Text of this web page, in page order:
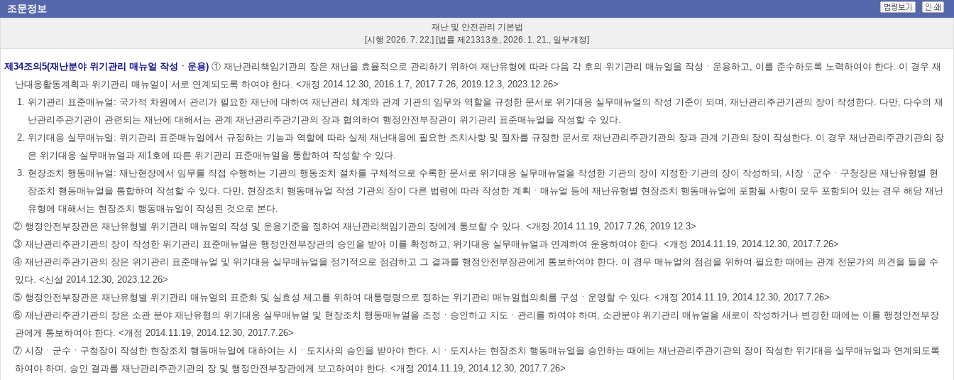
조문정보
재난 및 안전관리 기본법
[시행 2026. 7. 22.] [법률 제21313호, 2026. 1. 21., 일부개정]
제34조의5(재난분야 위기관리 매뉴얼 작성ㆍ운용) ① 재난관리책임기관의 장은 재난을 효율적으로 관리하기 위하여 재난유형에 따라 다음 각 호의 위기관리 매뉴얼을 작성ㆍ운용하고, 이를 준수하도록 노력하여야 한다. 이 경우 재
난대응활동계획과 위기관리 매뉴얼이 서로 연계되도록 하여야 한다. <개정 2014.12.30, 2016.1.7, 2017.7.26, 2019.12.3, 2023.12.26>
1. 위기관리 표준매뉴얼: 국가적 차원에서 관리가 필요한 재난에 대하여 재난관리 체계와 관계 기관의 임무와 역할을 규정한 문서로 위기대응 실무매뉴얼의 작성 기준이 되며, 재난관리주관기관의 장이 작성한다. 다만, 다수의 재
난관리주관기관이 관련되는 재난에 대해서는 관계 재난관리주관기관의 장과 협의하여 행정안전부장관이 위기관리 표준매뉴얼을 작성할 수 있다.
2. 위기대응 실무매뉴얼: 위기관리 표준매뉴얼에서 규정하는 기능과 역할에 따라 실제 재난대응에 필요한 조치사항 및 절차를 규정한 문서로 재난관리주관기관의 장과 관계 기관의 장이 작성한다. 이 경우 재난관리주관기관의 장
은 위기대응 실무매뉴얼과 제1호에 따른 위기관리 표준매뉴얼을 통합하여 작성할 수 있다.
3. 현장조치 행동매뉴얼: 재난현장에서 임무를 직접 수행하는 기관의 행동조치 절차를 구체적으로 수록한 문서로 위기대응 실무매뉴얼을 작성한 기관의 장이 지정한 기관의 장이 작성하되, 시장ㆍ군수ㆍ구청장은 재난유형별 현
장조치 행동매뉴얼을 통합하여 작성할 수 있다. 다만, 현장조치 행동매뉴얼 작성 기관의 장이 다른 법령에 따라 작성한 계획ㆍ매뉴얼 등에 재난유형별 현장조치 행동매뉴얼에 포함될 사항이 모두 포함되어 있는 경우 해당 재난
유형에 대해서는 현장조치 행동매뉴얼이 작성된 것으로 본다.
② 행정안전부장관은 재난유형별 위기관리 매뉴얼의 작성 및 운용기준을 정하여 재난관리책임기관의 장에게 통보할 수 있다. <개정 2014.11.19, 2017.7.26, 2019.12.3>
③ 재난관리주관기관의 장이 작성한 위기관리 표준매뉴얼은 행정안전부장관의 승인을 받아 이를 확정하고, 위기대응 실무매뉴얼과 연계하여 운용하여야 한다. <개정 2014.11.19, 2014.12.30, 2017.7.26>
④ 재난관리주관기관의 장은 위기관리 표준매뉴얼 및 위기대응 실무매뉴얼을 정기적으로 점검하고 그 결과를 행정안전부장관에게 통보하여야 한다. 이 경우 매뉴얼의 점검을 위하여 필요한 때에는 관계 전문가의 의견을 들을 수
있다. <신설 2014.12.30, 2023.12.26>
⑤ 행정안전부장관은 재난유형별 위기관리 매뉴얼의 표준화 및 실효성 제고를 위하여 대통령령으로 정하는 위기관리 매뉴얼협의회를 구성ㆍ운영할 수 있다. <개정 2014.11.19, 2014.12.30, 2017.7.26>
⑥ 재난관리주관기관의 장은 소관 분야 재난유형의 위기대응 실무매뉴얼 및 현장조치 행동매뉴얼을 조정ㆍ승인하고 지도ㆍ관리를 하여야 하며, 소관분야 위기관리 매뉴얼을 새로이 작성하거나 변경한 때에는 이를 행정안전부장
관에게 통보하여야 한다. <개정 2014.11.19, 2014.12.30, 2017.7.26>
⑦ 시장ㆍ군수ㆍ구청장이 작성한 현장조치 행동매뉴얼에 대하여는 시ㆍ도지사의 승인을 받아야 한다. 시ㆍ도지사는 현장조치 행동매뉴얼을 승인하는 때에는 재난관리주관기관의 장이 작성한 위기대응 실무매뉴얼과 연계되도록
하여야 하며, 승인 결과를 재난관리주관기관의 장 및 행정안전부장관에게 보고하여야 한다. <개정 2014.11.19, 2014.12.30, 2017.7.26>